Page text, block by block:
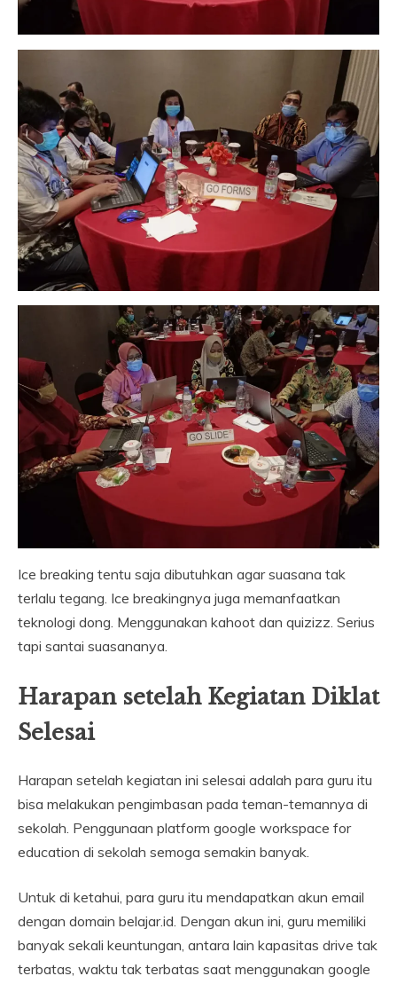
Ice breaking tentu saja dibutuhkan agar suasana tak
terlalu tegang. Ice breakingnya juga memanfaatkan
teknologi dong. Menggunakan kahoot dan quizizz. Serius
tapi santai suasananya.
Harapan setelah Kegiatan Diklat
Selesai
Harapan setelah kegiatan ini selesai adalah para guru itu
bisa melakukan pengimbasan pada teman-temannya di
sekolah. Penggunaan platform google workspace for
education di sekolah semoga semakin banyak.
Untuk di ketahui, para guru itu mendapatkan akun email
dengan domain belajar.id. Dengan akun ini, guru memiliki
banyak sekali keuntungan, antara lain kapasitas drive tak
terbatas, waktu tak terbatas saat menggunakan google